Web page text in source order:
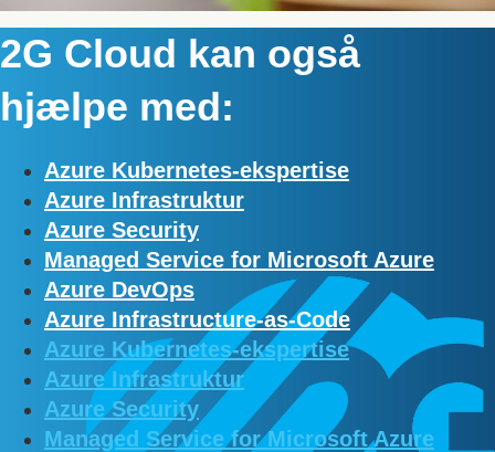
2G Cloud kan også
hjælpe med:
Azure Kubernetes-ekspertise
Azure Infrastruktur
Azure Security
Managed Service for Microsoft Azure
Azure DevOps
Azure Infrastructure-as-Code
Azure Kubernetes-ekspertise
Azure Infrastruktur
Azure Security
Managed Service for Microsoft Azure